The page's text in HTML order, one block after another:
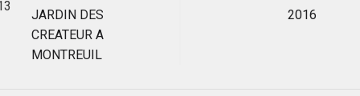
JARDIN DES
CREATEUR A
MONTREUIL
2016